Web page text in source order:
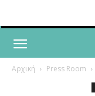
Αρχική Press Room